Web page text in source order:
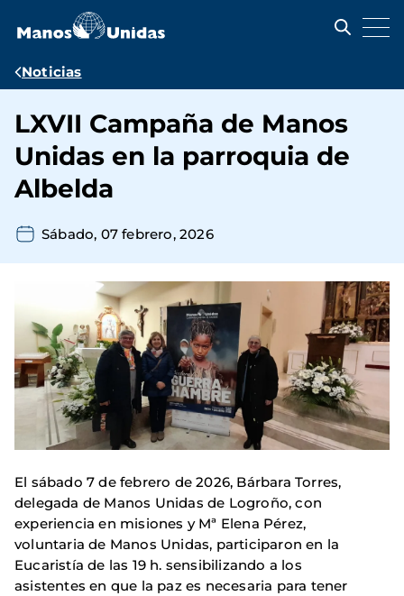
contenido
Ruta
navegación
Noticias
LXVII Campaña de Manos
Unidas en la parroquia de
Albelda
Sábado, 07 febrero, 2026
El sábado 7 de febrero de 2026, Bárbara Torres,
delegada de Manos Unidas de Logroño, con
experiencia en misiones y Mª Elena Pérez,
voluntaria de Manos Unidas, participaron en la
Eucaristía de las 19 h. sensibilizando a los
asistentes en que la paz es necesaria para tener